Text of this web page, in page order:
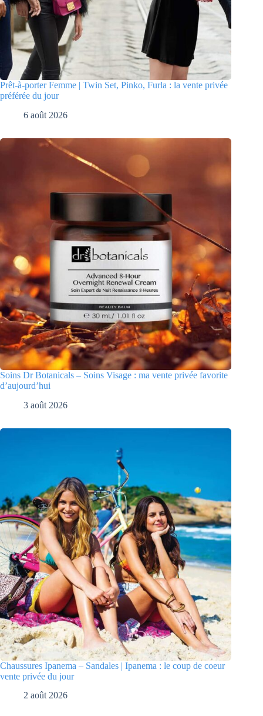
Prêt-à-porter Femme | Twin Set, Pinko, Furla : la vente privée
préférée du jour
6 août 2026
Soins Dr Botanicals – Soins Visage : ma vente privée favorite
d’aujourd’hui
3 août 2026
Chaussures Ipanema – Sandales | Ipanema : le coup de coeur
vente privée du jour
2 août 2026